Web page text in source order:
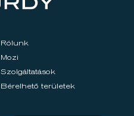
Rólunk
Mozi
Szolgáltatások
Bérelhető területek